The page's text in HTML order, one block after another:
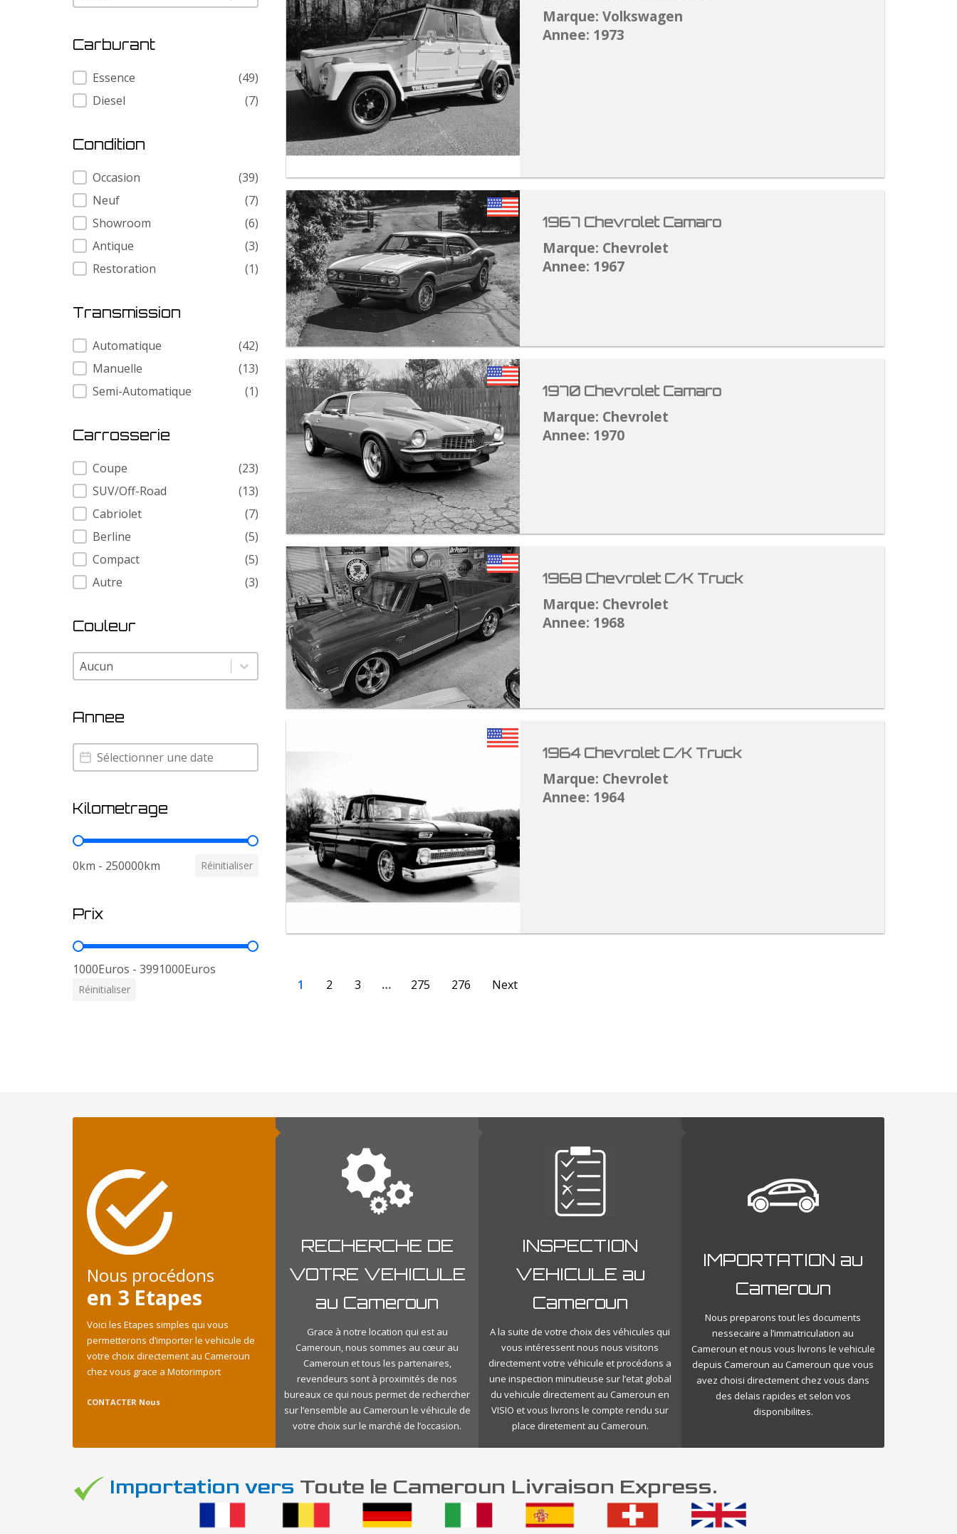
Carburant
Carburant
Essence
(49)
Diesel
(7)
Condition
Condition
Occasion
(39)
Neuf
(7)
Showroom
(6)
Antique
(3)
Restoration
(1)
Transmission
Transmission
Automatique
(42)
Manuelle
(13)
Semi-Automatique
(1)
Carrosserie
Carrosserie
Coupe
(23)
SUV/Off-Road
(13)
Cabriolet
(7)
Berline
(5)
Compact
(5)
Autre
(3)
Couleur
Couleur
Couleur
Annee
Annee
Annee
Kilometrage
Kilometrage
0km - 250000km Réinitialiser
Prix
Prix
1000Euros - 3991000Euros
Réinitialiser
Marque: Volkswagen
Annee: 1973
1967 Chevrolet Camaro
Marque: Chevrolet
Annee: 1967
1970 Chevrolet Camaro
Marque: Chevrolet
Annee: 1970
1968 Chevrolet C/K Truck
Marque: Chevrolet
Annee: 1968
1964 Chevrolet C/K Truck
Marque: Chevrolet
Annee: 1964
1 2 3 … 275 276 Next
Nous procédons
en 3 Etapes
Voici les Etapes simples qui vous
permetterons d’importer le vehicule de
votre choix directement au Cameroun
chez vous grace a Motorimport
CONTACTER Nous
RECHERCHE DE
VOTRE VEHICULE
au Cameroun
Grace à notre location qui est au
Cameroun, nous sommes au cœur au
Cameroun et tous les partenaires,
revendeurs sont à proximités de nos
bureaux ce qui nous permet de rechercher
sur l’ensemble au Cameroun le véhicule de
votre choix sur le marché de l’occasion.
INSPECTION
VEHICULE au
Cameroun
A la suite de votre choix des véhicules qui
vous intéressent nous nous visitons
directement votre véhicule et procédons a
une inspection minutieuse sur l’etat global
du vehicule directement au Cameroun en
VISIO et vous livrons le compte rendu sur
place diretement au Cameroun.
IMPORTATION au
Cameroun
Nous preparons tout les documents
nessecaire a l’immatriculation au
Cameroun et nous vous livrons le vehicule
depuis Cameroun au Cameroun que vous
avez choisi directement chez vous dans
des delais rapides et selon vos
disponibilites.
Importation vers Toute le Cameroun Livraison Express.